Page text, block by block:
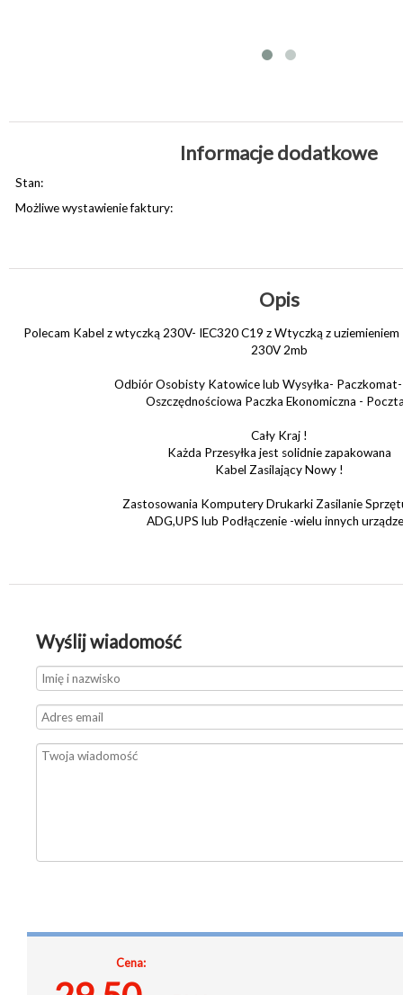
Informacje dodatkowe
Stan:
Możliwe wystawienie faktury:
Opis
Polecam Kabel z wtyczką 230V- IEC320 C19 z Wtyczką z
230V 2mb
Odbiór Osobisty Katowice lub Wysyłka-
Oszczędnościowa Paczka Ekonomiczna -
Cały Kraj !
Każda Przesyłka jest solidnie zapakowana
Kabel Zasilający Nowy !
Zastosowania Komputery Drukarki Zasilanie
ADG,UPS lub Podłączenie -wielu innych
Wyślij wiadomość
Cena: